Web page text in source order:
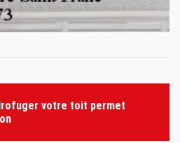
votre toit permet